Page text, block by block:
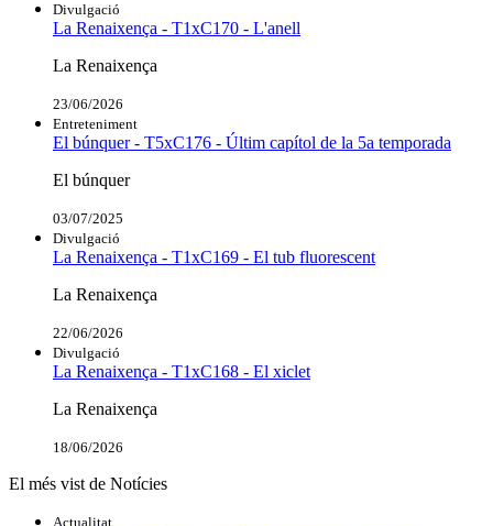
Divulgació
La Renaixença - T1xC170 - L'anell
La Renaixença
23/06/2026
Entreteniment
El búnquer - T5xC176 - Últim capítol de la 5a temporada
El búnquer
03/07/2025
Divulgació
La Renaixença - T1xC169 - El tub fluorescent
La Renaixença
22/06/2026
Divulgació
La Renaixença - T1xC168 - El xiclet
La Renaixença
18/06/2026
El més vist de Notícies
Actualitat